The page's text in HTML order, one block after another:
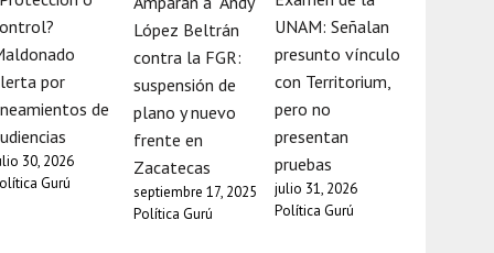
por
de
30, 2026
Gurú
López Beltrán
contra la FGR:
suspensión de
plano y nuevo
frente en
Zacatecas
septiembre 17, 2025
Política Gurú
UNAM: Señalan
presunto vínculo
con Territorium,
pero no
presentan
pruebas
julio 31, 2026
Política Gurú